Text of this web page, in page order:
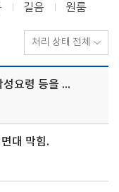
길음 원룸
[수리요구 작성 전 필독 사항] 작성요령 등을 꼭 읽어보고 수리요구 신청…
대 막힘.